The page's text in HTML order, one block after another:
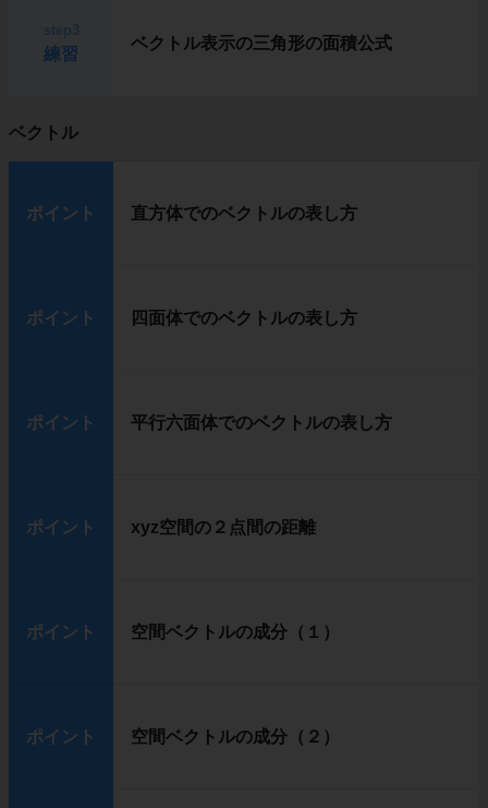
練習
ベクトル表示の三角形の面積公式
ベクトル
ポイント 直方体でのベクトルの表し方
ポイント 四面体でのベクトルの表し方
ポイント 平行六面体でのベクトルの表し方
ポイント xyz空間の２点間の距離
ポイント 空間ベクトルの成分（１）
ポイント 空間ベクトルの成分（２）